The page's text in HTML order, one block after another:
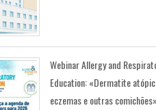
Webinar Allergy and
Education: «Dermatite
eczemas e outras comichões»